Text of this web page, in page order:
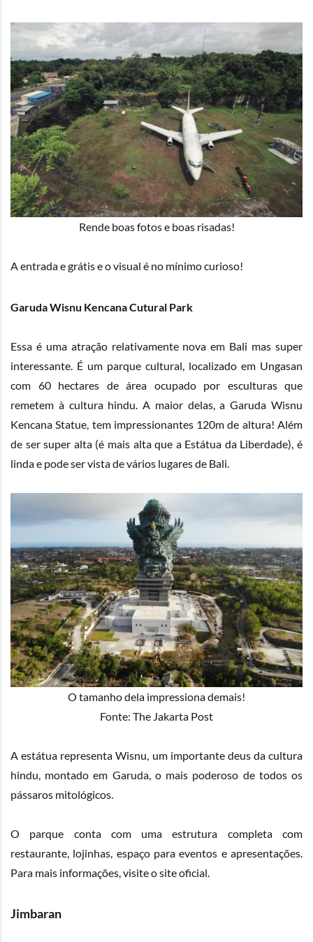
Rende boas fotos e boas risadas!
A entrada e grátis e o visual é no mínimo curioso!
Garuda Wisnu Kencana Cutural Park
Essa é uma atração relativamente nova em Bali mas super
interessante. É um parque cultural, localizado em Ungasan
com 60 hectares de área ocupado por esculturas que
remetem à cultura hindu. A maior delas, a Garuda Wisnu
Kencana Statue, tem impressionantes 120m de altura! Além
de ser super alta (é mais alta que a Estátua da Liberdade), é
linda e pode ser vista de vários lugares de Bali.
O tamanho dela impressiona demais!
Fonte: The Jakarta Post
A estátua representa Wisnu, um importante deus da cultura
hindu, montado em Garuda, o mais poderoso de todos os
pássaros mitológicos.
O parque conta com uma estrutura completa com
restaurante, lojinhas, espaço para eventos e apresentações.
Para mais informações, visite osite oficial.
Jimbaran